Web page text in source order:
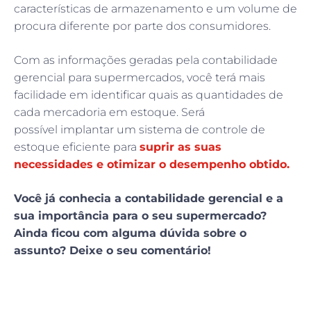
características de armazenamento e um volume de
procura diferente por parte dos consumidores.
Com as informações geradas pela contabilidade
gerencial para supermercados, você terá mais
facilidade em identificar quais as quantidades de
cada mercadoria em estoque. Será
possível implantar um sistema de controle de
estoque eficiente para suprir as suas
necessidades e otimizar o desempenho obtido.
Você já conhecia a contabilidade gerencial e a
sua importância para o seu supermercado?
Ainda ficou com alguma dúvida sobre o
assunto? Deixe o seu comentário!